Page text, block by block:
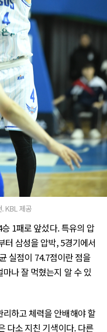
KBL 제공
1패로 앞섰다. 특유의 압
터 삼성을 압박, 5경기에서
실점이 74.7점이란 점을
나 잘 먹혔는지 알 수 있
하고 체력을 안배해야 할
다소 지친 기색이다. 다른